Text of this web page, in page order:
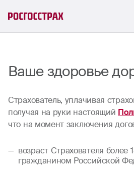
Ваше здоровье
Страхователь, уплачивая
получая на руки настоящий
что на момент заключения
возраст Страхователя более
гражданином Российской